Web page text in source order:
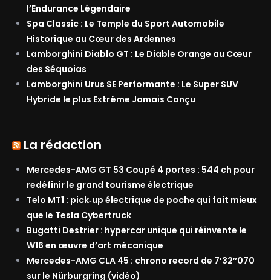
l’Endurance Légendaire
Spa Classic : Le Temple du Sport Automobile
Historique au Cœur des Ardennes
Lamborghini Diablo GT : Le Diable Orange au Cœur
des Séquoias
Lamborghini Urus SE Performante : Le Super SUV
Hybride le plus Extrême Jamais Conçu
La rédaction
Mercedes-AMG GT 53 Coupé 4 portes : 544 ch pour
redéfinir le grand tourisme électrique
Telo MT1 : pick‑up électrique de poche qui fait mieux
que le Tesla Cybertruck
Bugatti Destrier : hypercar unique qui réinvente le
W16 en œuvre d’art mécanique
Mercedes-AMG CLA 45 : chrono record de 7’32″070
sur le Nürburgring (vidéo)